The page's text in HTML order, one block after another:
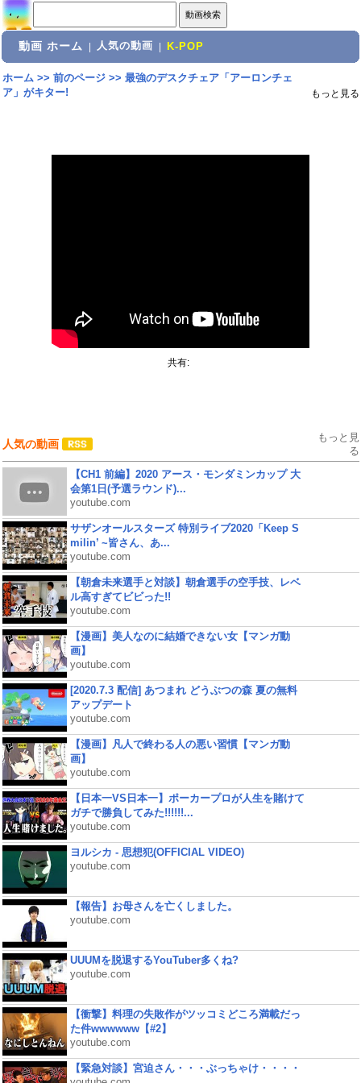
動画 ホーム 人気の動画 K-POP
ホーム>> 前のページ>> 最強のデスクチェア「アーロンチェ
ア」がキター!
もっと見る
共有:
人気の動画
もっと見
る
【CH1 前編】2020 アース・モンダミンカップ 大
会第1日(予選ラウンド)...
youtube.com
サザンオールスターズ 特別ライブ2020「Keep S
milin’ ~皆さん、あ...
youtube.com
【朝倉未来選手と対談】朝倉選手の空手技、レベ
ル高すぎてビビった!!
youtube.com
【漫画】美人なのに結婚できない女【マンガ動
画】
youtube.com
[2020.7.3 配信] あつまれ どうぶつの森 夏の無料
アップデート
youtube.com
【漫画】凡人で終わる人の悪い習慣【マンガ動
画】
youtube.com
【日本一VS日本一】ポーカープロが人生を賭けて
ガチで勝負してみた!!!!!!...
youtube.com
ヨルシカ - 思想犯(OFFICIAL VIDEO)
youtube.com
【報告】お母さんを亡くしました。
youtube.com
UUUMを脱退するYouTuber多くね?
youtube.com
【衝撃】料理の失敗作がツッコミどころ満載だっ
た件wwwwww【#2】
youtube.com
【緊急対談】宮迫さん・・・ぶっちゃけ・・・・